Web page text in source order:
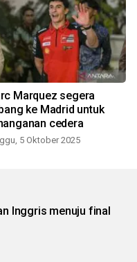
Marquez segera
ke Madrid untuk
cedera
5 Oktober 2025
Inggris menuju final